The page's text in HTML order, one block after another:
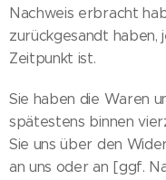
Nachweis erbracht
zurückgesandt haben,
Zeitpunkt ist.
Sie haben die Waren
spätestens binnen
Sie uns über den
an uns oder an [ggf.